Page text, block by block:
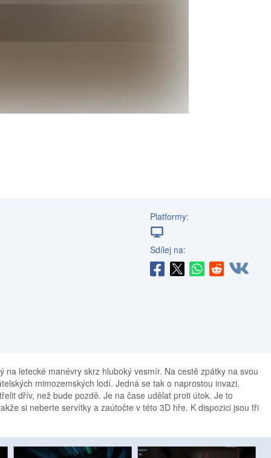
Platformy:
Sdílej na:
na letecké manévry skrz hluboký vesmír. Na cestě zpátky na svou
mimozemských lodí. Jedná se tak o naprostou invazi.
dřív, než bude pozdě. Je na čase udělat proti útok. Je to
si neberte servítky a zaútočte v této 3D hře. K dispozici jsou tři